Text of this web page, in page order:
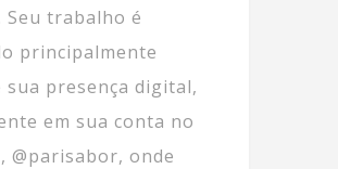
Seu trabalho é
principalmente
sua presença digital,
em sua conta no
@parisabor, onde